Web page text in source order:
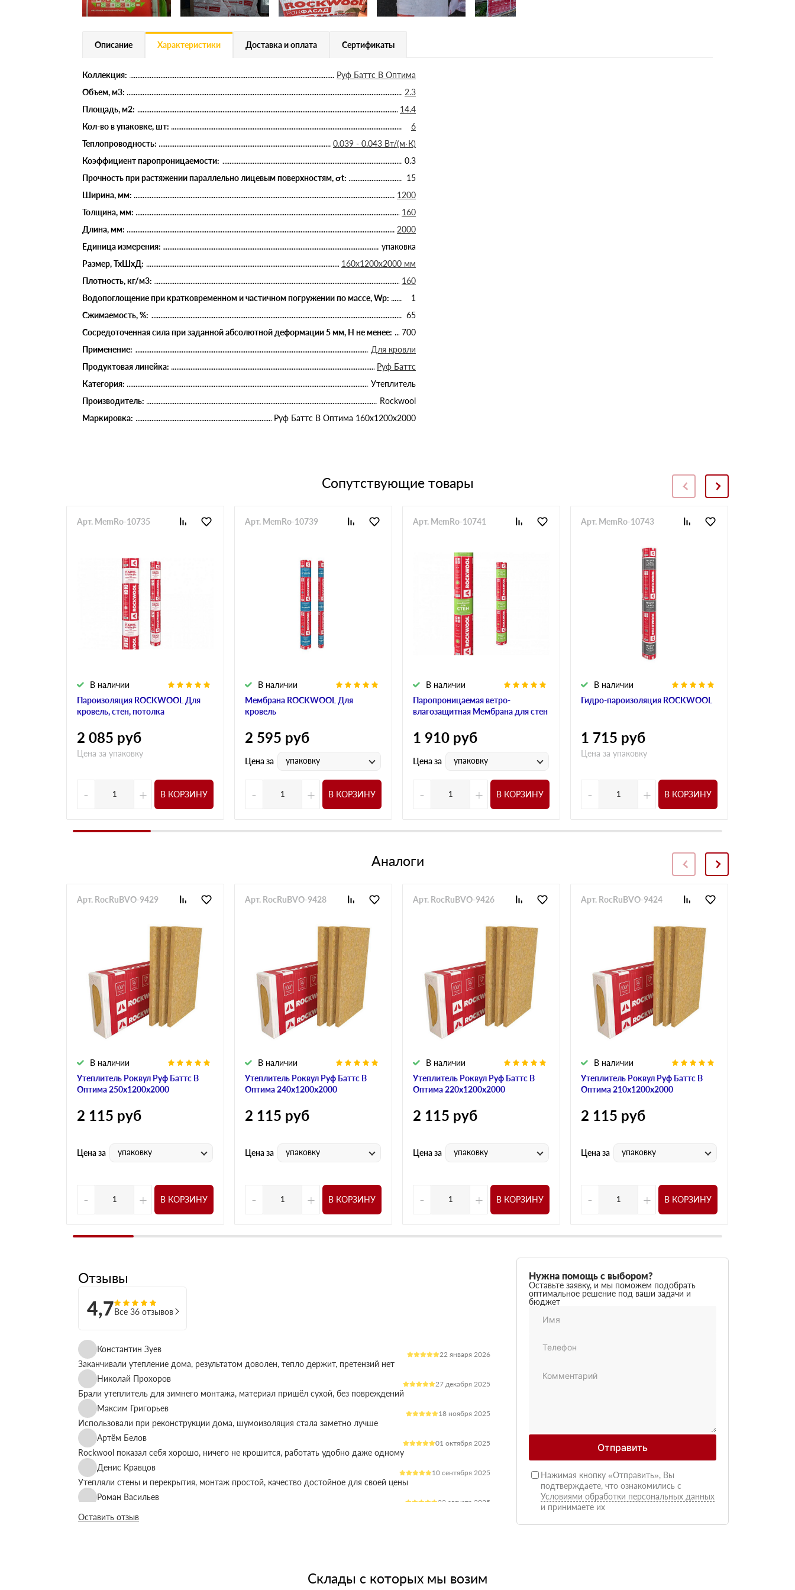
Описание Характеристики Доставка и оплата Сертификаты
Коллекция:
Руф Баттс В Оптима
Объем, м3:
2.3
Площадь, м2:
14.4
Кол-во в упаковке, шт:
6
Теплопроводность:
0.039 - 0.043 Вт/(м·К)
Коэффициент паропроницаемости:
0.3
Прочность при растяжении параллельно лицевым поверхностям, σt:
15
Ширина, мм:
1200
Толщина, мм:
160
Длина, мм:
2000
Единица измерения:
упаковка
Размер, ТхШхД:
160х1200х2000 мм
Плотность, кг/м3:
160
Водопоглощение при кратковременном и частичном погружении по массе, Wp:
1
Сжимаемость, %:
65
Сосредоточенная сила при заданной абсолютной деформации 5 мм, Н не менее:
700
Применение:
Для кровли
Продуктовая линейка:
Руф Баттс
Категория:
Утеплитель
Производитель:
Rockwool
Маркировка:
Руф Баттс В Оптима 160х1200х2000
Сопутствующие товары
Пароизоляция ROCKWOOL Для
кровель, стен, потолка
В наличии
Арт. MemRo-10735
2 085 руб
Цена за упаковку
- + В КОРЗИНУ
Мембрана ROCKWOOL Для
кровель
В наличии
Арт. MemRo-10739
2 595 руб
Цена за упаковку
- + В КОРЗИНУ
Паропроницаемая ветро-
влагозащитная Мембрана для стен
В наличии
Арт. MemRo-10741
1 910 руб
Цена за упаковку
- + В КОРЗИНУ
Гидро-пароизоляция ROCKWOOL
В наличии
Арт. MemRo-10743
1 715 руб
Цена за упаковку
- + В КОРЗИНУ
Аналоги
Утеплитель Роквул Руф Баттс В
Оптима 250х1200х2000
В наличии
Арт. RocRuBVO-9429
2 115 руб
Цена за упаковку
- + В КОРЗИНУ
Утеплитель Роквул Руф Баттс В
Оптима 240х1200х2000
В наличии
Арт. RocRuBVO-9428
2 115 руб
Цена за упаковку
- + В КОРЗИНУ
Утеплитель Роквул Руф Баттс В
Оптима 220х1200х2000
В наличии
Арт. RocRuBVO-9426
2 115 руб
Цена за упаковку
- + В КОРЗИНУ
Утеплитель Роквул Руф Баттс В
Оптима 210х1200х2000
В наличии
Арт. RocRuBVO-9424
2 115 руб
Цена за упаковку
- + В КОРЗИНУ
Отзывы
4,7Все 36 отзывов
Константин Зуев
22 января 2026
Заканчивали утепление дома, результатом доволен, тепло держит, претензий нет
Николай Прохоров
27 декабря 2025
Брали утеплитель для зимнего монтажа, материал пришёл сухой, без повреждений
Максим Григорьев
18 ноября 2025
Использовали при реконструкции дома, шумоизоляция стала заметно лучше
Артём Белов
01 октября 2025
Rockwool показал себя хорошо, ничего не крошится, работать удобно даже одному
Денис Кравцов
10 сентября 2025
Утепляли стены и перекрытия, монтаж простой, качество достойное для своей цены
Роман Васильев
22 августа 2025
Материал соответствует описанию, после утепления расходы на отопление стали ниже
Оставить отзыв
Нужна помощь с выбором?
Оставьте заявку, и мы поможем подобрать
оптимальное решение под ваши задачи и
бюджет
Отправить
Нажимая кнопку «Отправить», Вы
подтверждаете, что ознакомились с
Условиями обработки персональных данных
и принимаете их
Склады с которых мы возим